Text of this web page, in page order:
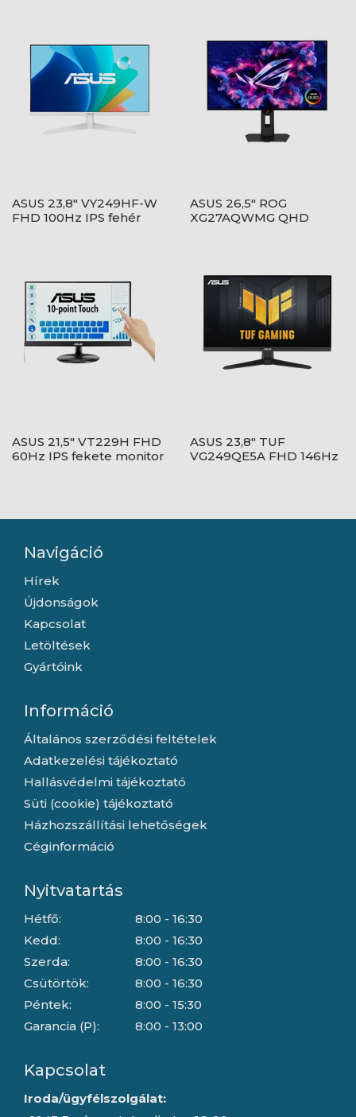
ASUS 23,8" VY249HF-W
FHD 100Hz IPS fehér
ASUS 26,5" ROG
XG27AQWMG QHD
ASUS 21,5" VT229H FHD
60Hz IPS fekete monitor
ASUS 23,8" TUF
VG249QE5A FHD 146Hz
Navigáció
Hírek
Újdonságok
Kapcsolat
Letöltések
Gyártóink
Információ
Általános szerződési feltételek
Adatkezelési tájékoztató
Hallásvédelmi tájékoztató
Süti (cookie) tájékoztató
Házhozszállítási lehetőségek
Céginformáció
Nyitvatartás
Hétfő:
Kedd:
Szerda:
Csütörtök:
Péntek:
Garancia (P):
8:00 - 16:30
8:00 - 16:30
8:00 - 16:30
8:00 - 16:30
8:00 - 15:30
8:00 - 13:00
Kapcsolat
Iroda/ügyfélszolgálat: